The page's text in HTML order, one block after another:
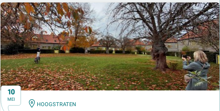
10
MEI
IN
HOOGSTRATEN